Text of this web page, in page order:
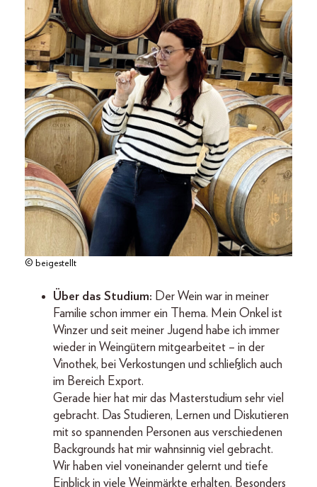
© beigestellt
Über das Studium: Der Wein war in meiner
Familie schon immer ein Thema. Mein Onkel ist
Winzer und seit meiner Jugend habe ich immer
wieder in Weingütern mitgearbeitet – in der
Vinothek, bei Verkostungen und schließlich auch
im Bereich Export.
Gerade hier hat mir das Masterstudium sehr viel
gebracht. Das Studieren, Lernen und Diskutieren
mit so spannenden Personen aus verschiedenen
Backgrounds hat mir wahnsinnig viel gebracht.
Wir haben viel voneinander gelernt und tiefe
Einblick in viele Weinmärkte erhalten. Besonders